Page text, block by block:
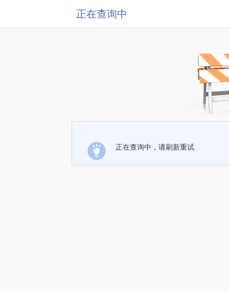
正在查询中
正在查询中，请刷新重试